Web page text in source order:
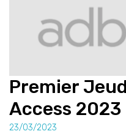
Premier
Access 2023
23/03/2023